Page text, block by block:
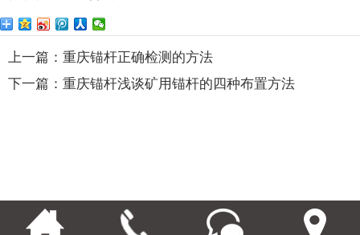
上一篇：重庆锚杆正确检测的方法
下一篇：重庆锚杆浅谈矿用锚杆的四种布置方法